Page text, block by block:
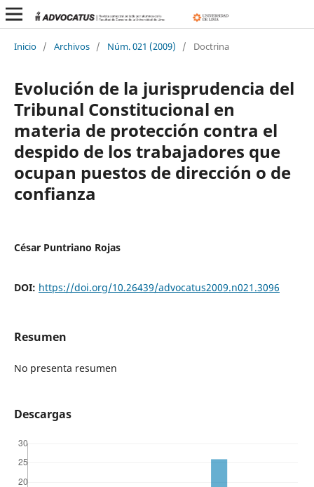
Inicio / Archivos / Núm. 021 (2009) / Doctrina
Evolución de la jurisprudencia del
Tribunal Constitucional en
materia de protección contra el
despido de los trabajadores que
ocupan puestos de dirección o de
confianza
César Puntriano Rojas
DOI: https://doi.org/10.26439/advocatus2009.n021.3096
Resumen
No presenta resumen
Descargas